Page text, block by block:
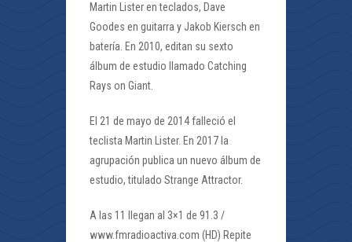
Martin Lister en teclados, Dave
Goodes en guitarra y Jakob Kiersch en
batería. En 2010, editan su sexto
álbum de estudio llamado Catching
Rays on Giant.
El 21 de mayo de 2014 falleció el
teclista Martin Lister. En 2017 la
agrupación publica un nuevo álbum de
estudio, titulado Strange Attractor.
A las 11 llegan al 3×1 de 91.3 /
www.fmradioactiva.com (HD) Repite